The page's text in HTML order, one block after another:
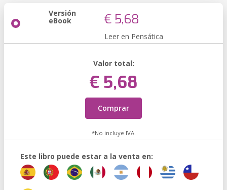
Versión
eBook € 5,68
Leer en Pensática
Valor total:
€ 5,68
Comprar
*No incluye IVA.
Este libro puede estar a la venta en: